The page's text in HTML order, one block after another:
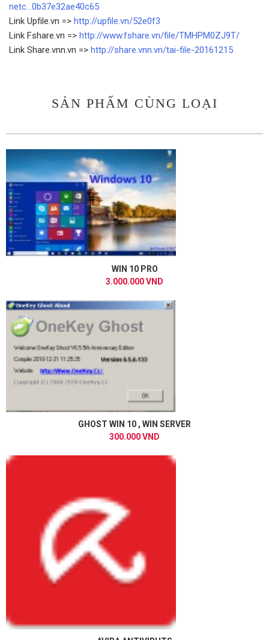
netc...0b37e32ae40c65
Link Upfile.vn => http://upfile.vn/52e0f3
Link Fshare.vn => http://www.fshare.vn/file/TMHPM0ZJ9T/
Link Share.vnn.vn => http://share.vnn.vn/tai-file-20161215
SẢN PHẨM CÙNG LOẠI
WIN 10 PRO
3.000.000 VND
GHOST WIN 10 , WIN SERVER
300.000 VND